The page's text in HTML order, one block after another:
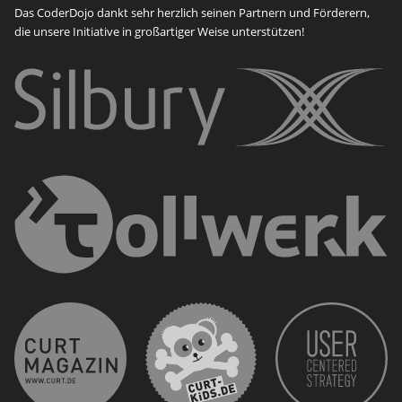
Das CoderDojo dankt sehr herzlich seinen Partnern und Förderern,
die unsere Initiative in großartiger Weise unterstützen!